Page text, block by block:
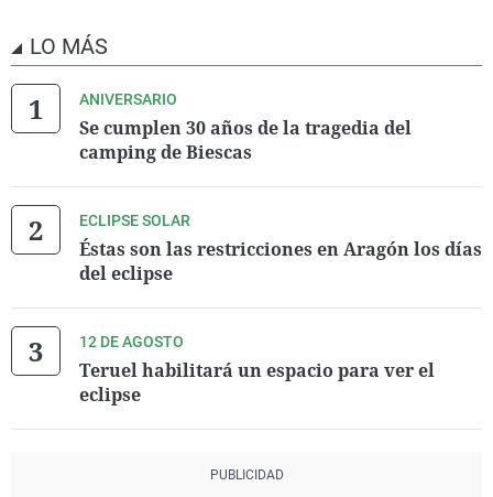
LO MÁS
ANIVERSARIO
Se cumplen 30 años de la tragedia del
camping de Biescas
ECLIPSE SOLAR
Éstas son las restricciones en Aragón los días
del eclipse
12 DE AGOSTO
Teruel habilitará un espacio para ver el
eclipse